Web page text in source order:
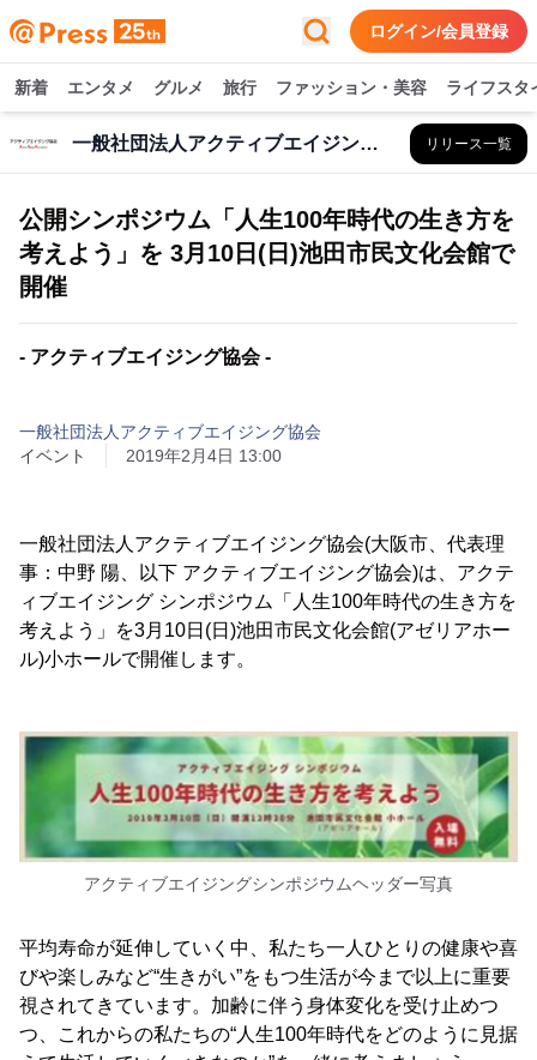
ログイン/会員登録
新着 エンタメ グルメ 旅行 ファッション・美容 ライフスタ
一般社団法人アクティブエイジング協会 リリース一覧
公開シンポジウム「人生100年時代の生き方を
考えよう」を 3月10日(日)池田市民文化会館で
開催
- アクティブエイジング協会 -
一般社団法人アクティブエイジング協会
イベント
2019年2月4日 13:00
一般社団法人アクティブエイジング協会(大阪市、代表理
事：中野 陽、以下 アクティブエイジング協会)は、アクテ
ィブエイジング シンポジウム「人生100年時代の生き方を
考えよう」を3月10日(日)池田市民文化会館(アゼリアホー
ル)小ホールで開催します。
アクティブエイジングシンポジウムヘッダー写真
平均寿命が延伸していく中、私たち一人ひとりの健康や喜
びや楽しみなど“生きがい”をもつ生活が今まで以上に重要
視されてきています。加齢に伴う身体変化を受け止めつ
つ、これからの私たちの“人生100年時代をどのように見据